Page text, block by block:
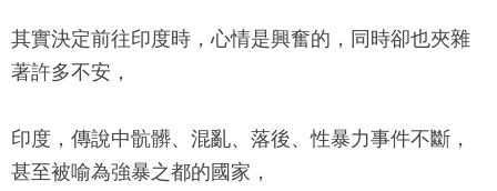
其實決定前往印度時，心情是興奮的，同時卻也夾雜
著許多不安，
印度，傳說中骯髒、混亂、落後、性暴力事件不斷，
甚至被喻為強暴之都的國家，